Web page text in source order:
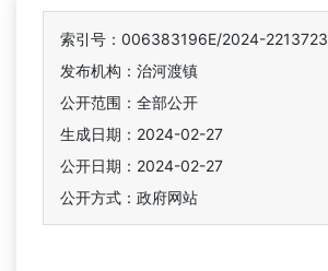
索引号：006383196E/2024-2213723
发布机构：治河渡镇
公开范围：全部公开
生成日期：2024-02-27
公开日期：2024-02-27
公开方式：政府网站